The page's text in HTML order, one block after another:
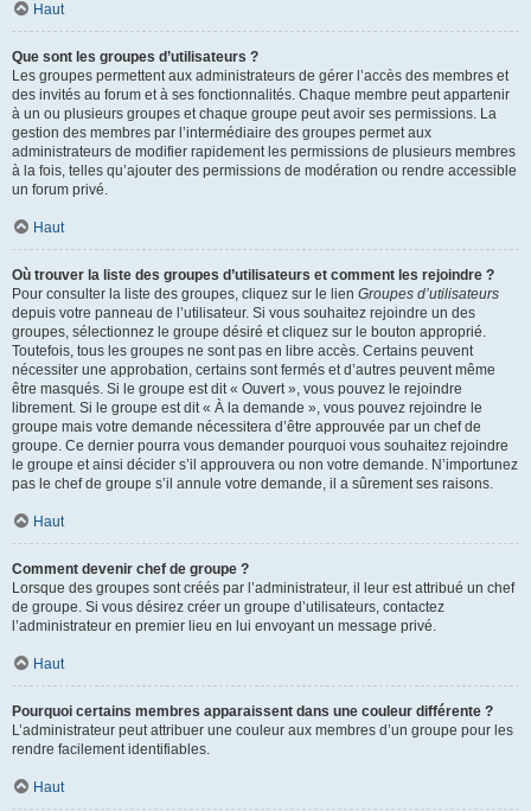
Haut
Que sont les groupes d’utilisateurs ?
Les groupes permettent aux administrateurs de gérer l’accès des membres et
des invités au forum et à ses fonctionnalités. Chaque membre peut appartenir
à un ou plusieurs groupes et chaque groupe peut avoir ses permissions. La
gestion des membres par l’intermédiaire des groupes permet aux
administrateurs de modifier rapidement les permissions de plusieurs membres
à la fois, telles qu’ajouter des permissions de modération ou rendre accessible
un forum privé.
Haut
Où trouver la liste des groupes d’utilisateurs et comment les rejoindre ?
Pour consulter la liste des groupes, cliquez sur le lien Groupes d’utilisateurs
depuis votre panneau de l’utilisateur. Si vous souhaitez rejoindre un des
groupes, sélectionnez le groupe désiré et cliquez sur le bouton approprié.
Toutefois, tous les groupes ne sont pas en libre accès. Certains peuvent
nécessiter une approbation, certains sont fermés et d’autres peuvent même
être masqués. Si le groupe est dit « Ouvert », vous pouvez le rejoindre
librement. Si le groupe est dit « À la demande », vous pouvez rejoindre le
groupe mais votre demande nécessitera d’être approuvée par un chef de
groupe. Ce dernier pourra vous demander pourquoi vous souhaitez rejoindre
le groupe et ainsi décider s’il approuvera ou non votre demande. N’importunez
pas le chef de groupe s’il annule votre demande, il a sûrement ses raisons.
Haut
Comment devenir chef de groupe ?
Lorsque des groupes sont créés par l’administrateur, il leur est attribué un chef
de groupe. Si vous désirez créer un groupe d’utilisateurs, contactez
l’administrateur en premier lieu en lui envoyant un message privé.
Haut
Pourquoi certains membres apparaissent dans une couleur différente ?
L’administrateur peut attribuer une couleur aux membres d’un groupe pour les
rendre facilement identifiables.
Haut